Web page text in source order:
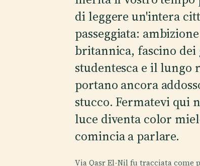
di leggere un'intera
passeggiata:
britannica, fascino
studentesca e il lungo
portano ancora
stucco. Fermatevi qui
luce diventa color
comincia a parlare.
Via Qasr El-Nil fu tracciata come